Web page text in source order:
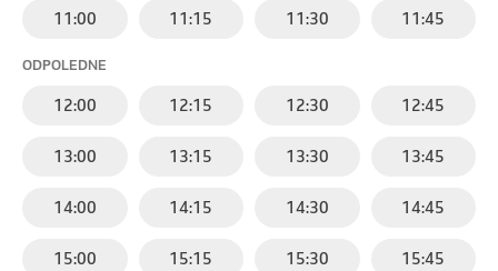
11:00 11:15 11:30 11:45
ODPOLEDNE
12:00 12:15 12:30 12:45
13:00 13:15 13:30 13:45
14:00 14:15 14:30 14:45
15:00 15:15 15:30 15:45